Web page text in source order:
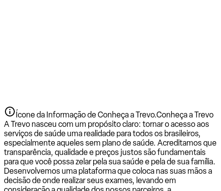
Ícone da Informação de Conheça a Trevo.Conheça a Trevo
A Trevo nasceu com um propósito claro: tornar o acesso aos
serviços de saúde uma realidade para todos os brasileiros,
especialmente aqueles sem plano de saúde. Acreditamos que
transparência, qualidade e preços justos são fundamentais
para que você possa zelar pela sua saúde e pela de sua família.
Desenvolvemos uma plataforma que coloca nas suas mãos a
decisão de onde realizar seus exames, levando em